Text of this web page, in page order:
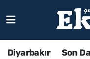
Diyarbakır Son